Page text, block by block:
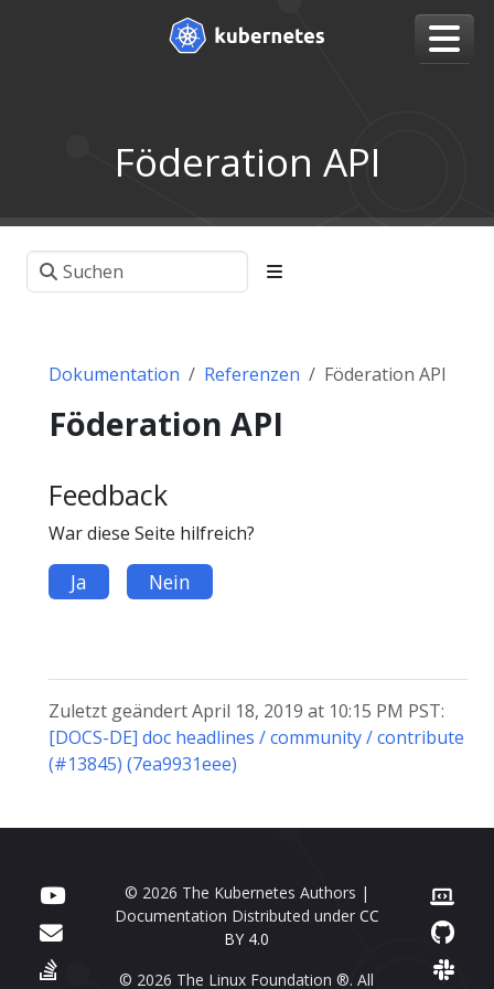
Föderation API
Dokumentation Referenzen Föderation API
Föderation API
Feedback
War diese Seite hilfreich?
Ja Nein
Zuletzt geändert April 18, 2019 at 10:15 PM PST:
[DOCS-DE] doc headlines / community / contribute
(#13845) (7ea9931eee)
© 2026 The Kubernetes Authors |
Documentation Distributed under CC
BY 4.0
© 2026 The Linux Foundation ®. All